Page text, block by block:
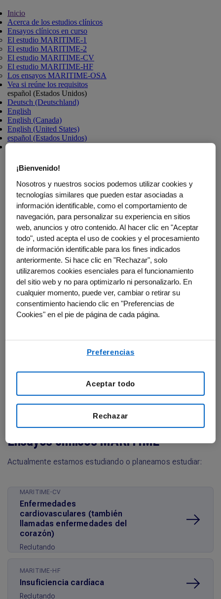
Inicio
Acerca de los estudios clínicos
Ensayos clínicos en curso
El estudio MARITIME-1
El estudio MARITIME-2
El estudio MARITIME-CV
El estudio MARITIME-HF
Los ensayos MARITIME-OSA
Vea si reúne los requisitos
español (Estados Unidos)
Deutsch (Deutschland)
English
English (Canada)
English (United States)
español (Estados Unidos)
Trazar un nuevo rumbo para
el control del peso y las
afecciones relacionadas
Sabemos que la obesidad es una enfermedad compleja que afecta
a las personas de diferentes maneras y aumenta el riesgo de
muchas otras afecciones graves relacionadas. Al escuchar las
experiencias de las personas que tienen afecciones relacionadas
con el peso, así como de los profesionales médicos de todo el
mundo, seguimos profundizando en nuestra comprensión de estas
enfermedades.
Usted podría desempeñar una función
importante
experimental (una inyección mensual) llamado maridebart
cafraglutida (MariTide). Los estudios clínicos MARITIME de fase
III están explorando la seguridad y eficacia de MariTide para
la obesidad.
Más información sobre ensayos clínicos
Ensayos clínicos MARITIME
Actualmente estamos estudiando o planeamos estudiar:
MARITIME-CV
Enfermedades
cardiovasculares (también
llamadas enfermedades del
corazón)
Reclutando
MARITIME-HF
Insuficiencia cardíaca
Reclutando
¡Bienvenido!
Nosotros y nuestros socios podemos utilizar cookies y
tecnologías similares que pueden estar asociadas a
información identificable, como el comportamiento de
navegación, para personalizar su experiencia en sitios
web, anuncios y otro contenido. Al hacer clic en "Aceptar
todo", usted acepta el uso de cookies y el procesamiento
de información identificable para los fines indicados
anteriormente. Si hace clic en "Rechazar", solo
utilizaremos cookies esenciales para el funcionamiento
del sitio web y no para optimizarlo ni personalizarlo. En
cualquier momento, puede ver, cambiar o retirar su
consentimiento haciendo clic en "Preferencias de
Cookies" en el pie de página de cada página.
Preferencias
Rechazar
Aceptar todo